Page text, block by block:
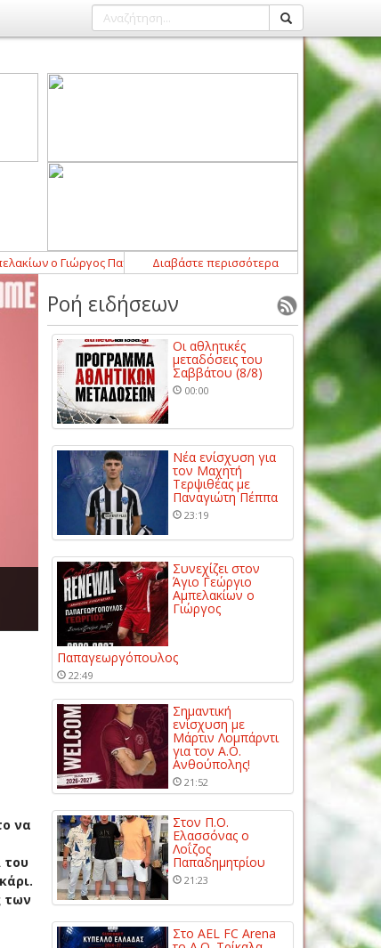
ο Γιώργος Παπαγεωργόπουλος 21:52 - Σημαντική ενίσχυση με
Διαβάστε περισσότερα
να
του
των
Ροή ειδήσεων
Οι αθλητικές
μεταδόσεις του
Σαββάτου (8/8)
00:00
Νέα ενίσχυση για
τον Μαχητή
Τερψιθέας με
Παναγιώτη Πέππα
23:19
Συνεχίζει στον
Άγιο Γεώργιο
Αμπελακίων ο
Γιώργος
Παπαγεωργόπουλος
22:49
Σημαντική
ενίσχυση με
Μάρτιν Λομπάρντι
για τον Α.Ο.
Ανθούπολης!
21:52
Στον Π.Ο.
Ελασσόνας ο
Λοΐζος
Παπαδημητρίου
21:23
Στο AEL FC Arena